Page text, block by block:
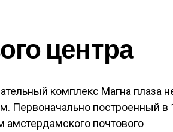
центра
комплекс Магна плаза
Первоначально построенный в
амстердамского почтового